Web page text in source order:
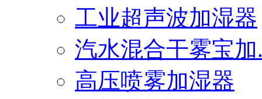
工业超声波加湿器
汽水混合干雾宝加
高压喷雾加湿器